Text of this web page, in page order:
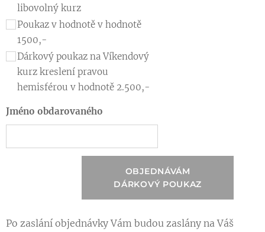
libovolný kurz
Poukaz v hodnotě v hodnotě
1500,-
Dárkový poukaz na Víkendový
kurz kreslení pravou
hemisférou v hodnotě 2.500,-
Jméno obdarovaného
OBJEDNÁVÁM
DÁRKOVÝ POUKAZ
Po zaslání objednávky Vám budou zaslány na Váš